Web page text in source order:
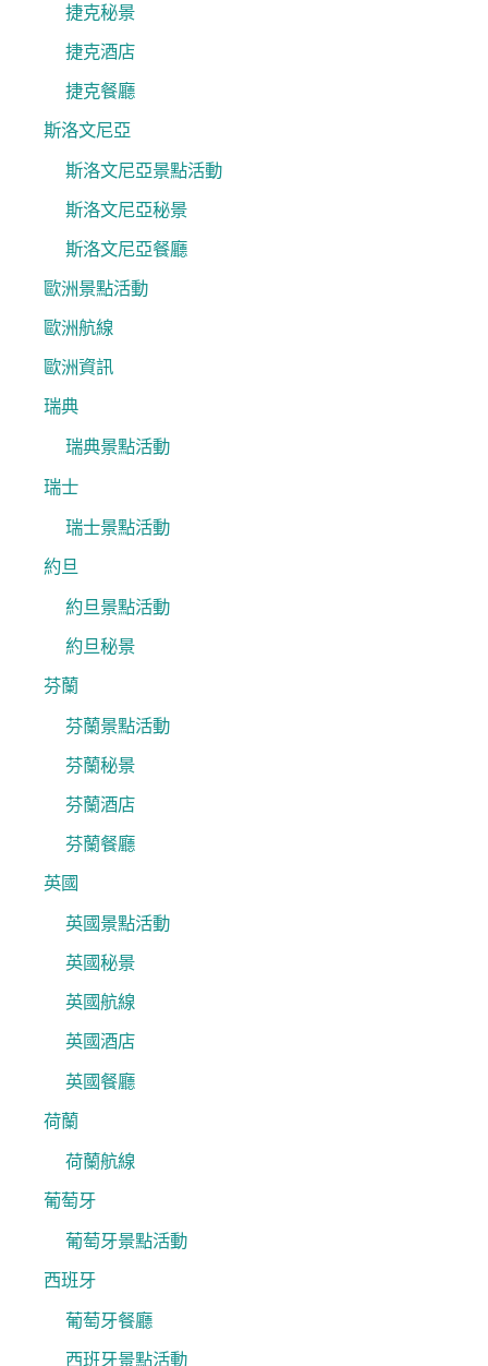
捷克秘景
捷克酒店
捷克餐廳
斯洛文尼亞
斯洛文尼亞景點活動
斯洛文尼亞秘景
斯洛文尼亞餐廳
歐洲景點活動
歐洲航線
歐洲資訊
瑞典
瑞典景點活動
瑞士
瑞士景點活動
約旦
約旦景點活動
約旦秘景
芬蘭
芬蘭景點活動
芬蘭秘景
芬蘭酒店
芬蘭餐廳
英國
英國景點活動
英國秘景
英國航線
英國酒店
英國餐廳
荷蘭
荷蘭航線
葡萄牙
葡萄牙景點活動
西班牙
葡萄牙餐廳
西班牙景點活動